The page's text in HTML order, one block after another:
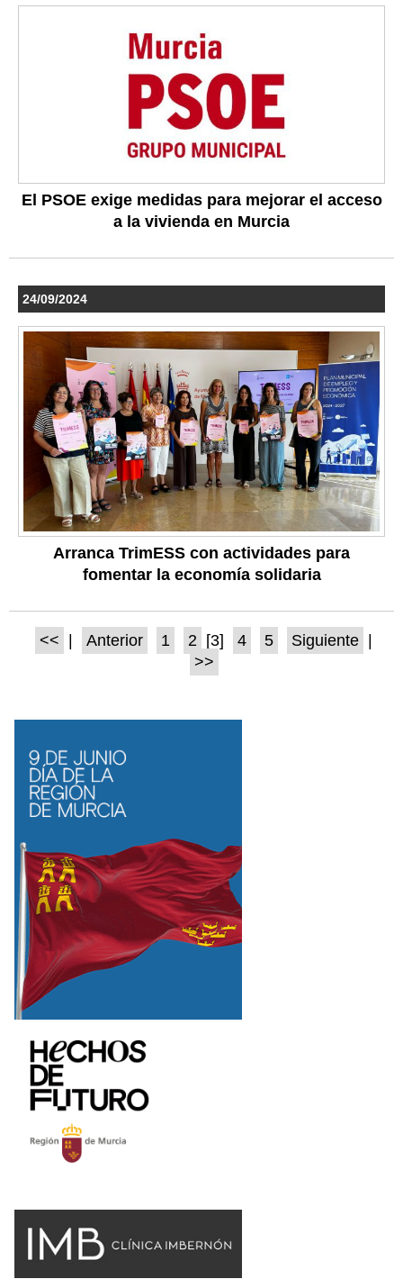
El PSOE exige medidas para mejorar el acceso
a la vivienda en Murcia
24/09/2024
Arranca TrimESS con actividades para
fomentar la economía solidaria
<< Anterior 1 2 [3] 4 5 Siguiente
>>